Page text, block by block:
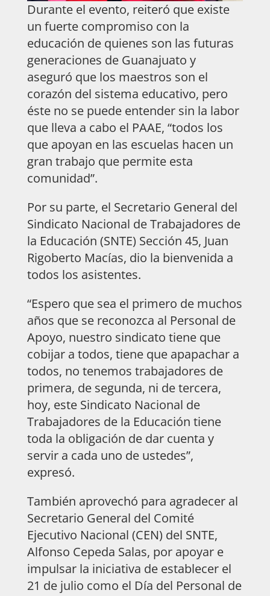
Durante el evento, reiteró que existe
un fuerte compromiso con la
educación de quienes son las futuras
generaciones de Guanajuato y
aseguró que los maestros son el
corazón del sistema educativo, pero
éste no se puede entender sin la labor
que lleva a cabo el PAAE, “todos los
que apoyan en las escuelas hacen un
gran trabajo que permite esta
comunidad”.
Por su parte, el Secretario General del
Sindicato Nacional de Trabajadores de
la Educación (SNTE) Sección 45, Juan
Rigoberto Macías, dio la bienvenida a
todos los asistentes.
“Espero que sea el primero de muchos
años que se reconozca al Personal de
Apoyo, nuestro sindicato tiene que
cobijar a todos, tiene que apapachar a
todos, no tenemos trabajadores de
primera, de segunda, ni de tercera,
hoy, este Sindicato Nacional de
Trabajadores de la Educación tiene
toda la obligación de dar cuenta y
servir a cada uno de ustedes”,
expresó.
También aprovechó para agradecer al
Secretario General del Comité
Ejecutivo Nacional (CEN) del SNTE,
Alfonso Cepeda Salas, por apoyar e
impulsar la iniciativa de establecer el
21 de julio como el Día del Personal de